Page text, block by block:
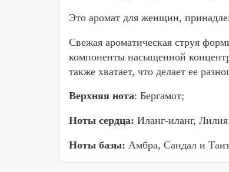
Это аромат для женщин,
Свежая ароматическая струя
компоненты насыщенной
также хватает, что делает ее
Верхняя нота: Бергамот;
Ноты сердца: Иланг-иланг,
Ноты базы: Амбра, Сандал и